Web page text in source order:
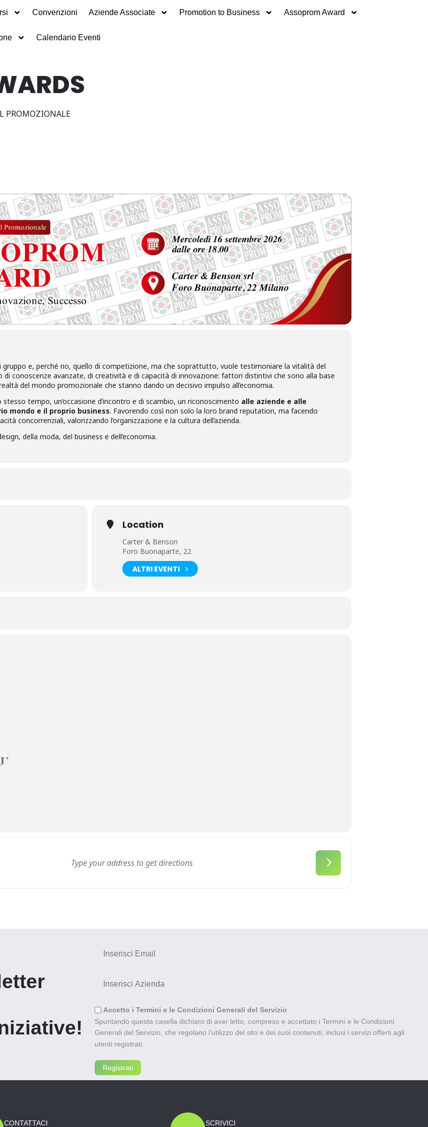
Convenzioni Aziende Associate Promotion to Business Assoprom Award
Calendario Eventi
PROMOZIONALE
e, perché no, quello di competizione, ma che soprattutto, vuole testimoniare la vitalità del
conoscenze avanzate, di creatività e di capacità di innovazione: fattori distintivi che sono alla base
del mondo promozionale che stanno dando un decisivo impulso all’economia.
tempo, un’occasione d’incontro e di scambio, un riconoscimento alle aziende e alle
mondo e il proprio business. Favorendo così non solo la loro brand reputation, ma facendo
concorrenziali, valorizzando l’organizzazione e la cultura dell’azienda.
della moda, del business e dell’economia.
Location
Carter & Benson
Foro Buonaparte, 22
ALTRI EVENTI
Accetto i Termini e le Condizioni Generali del Servizio
Spuntando questa casella dichiaro di aver letto, compreso e accettato i Termini e le Condizioni
Generali del Servizio, che regolano l’utilizzo del sito e dei suoi contenuti, inclusi i servizi offerti agli
utenti registrati.
CONTATTACI SCRIVICI